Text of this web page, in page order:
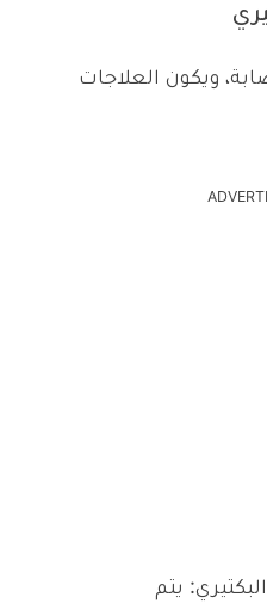
ويكون العلاجات
يتم